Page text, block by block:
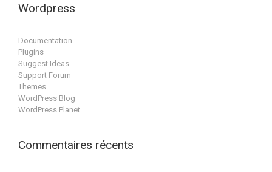
Wordpress
Documentation
Plugins
Suggest Ideas
Support Forum
Themes
WordPress Blog
WordPress Planet
Commentaires récents